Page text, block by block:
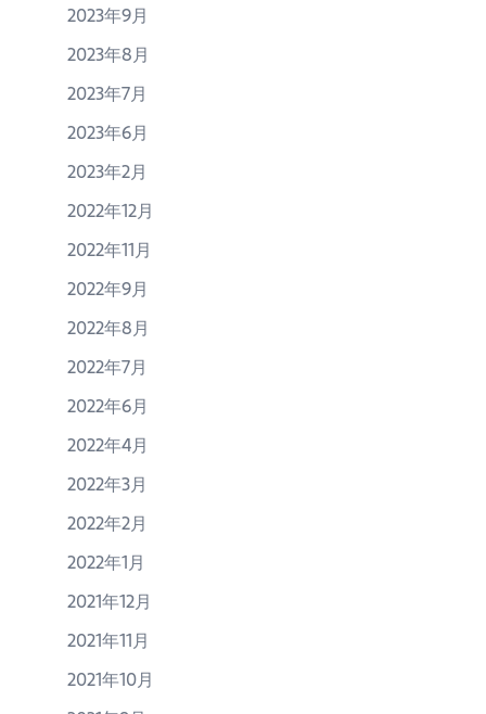
2023年9月
2023年8月
2023年7月
2023年6月
2023年2月
2022年12月
2022年11月
2022年9月
2022年8月
2022年7月
2022年6月
2022年4月
2022年3月
2022年2月
2022年1月
2021年12月
2021年11月
2021年10月